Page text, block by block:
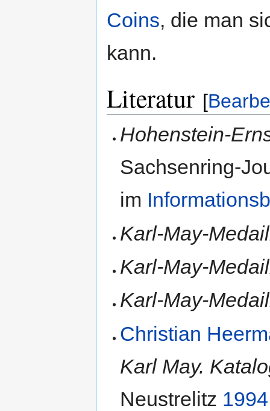
Coins, die man
kann.
Literatur [
Hohenstein-
Sachsenring-
im
Karl-May-
Karl-May-
Karl-May-
Christian
Karl May.
Neustrelitz 1994